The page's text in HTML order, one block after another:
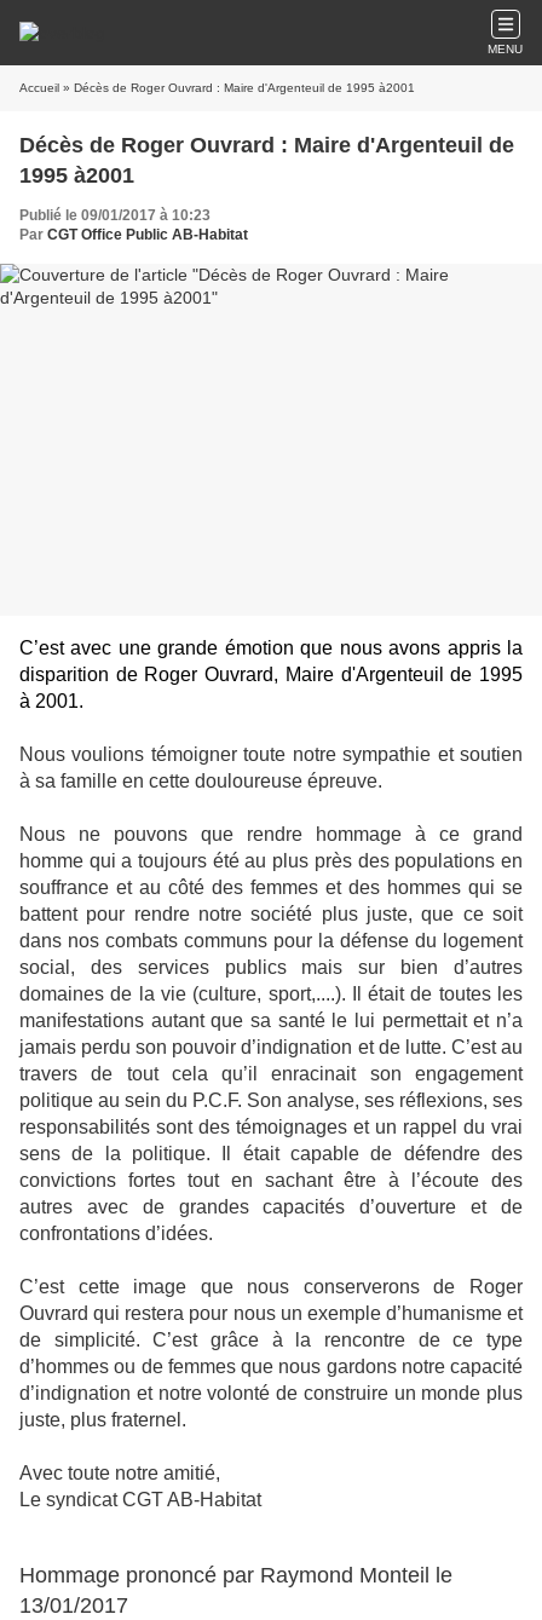
MENU
Accueil » Décès de Roger Ouvrard : Maire d'Argenteuil de 1995 à2001
Décès de Roger Ouvrard : Maire d'Argenteuil de
1995 à2001
Publié le 09/01/2017 à 10:23
Par CGT Office Public AB-Habitat
C’est avec une grande émotion que nous avons appris la
disparition de Roger Ouvrard, Maire d'Argenteuil de 1995
à 2001.
Nous voulions témoigner toute notre sympathie et soutien
à sa famille en cette douloureuse épreuve.
Nous ne pouvons que rendre hommage à ce grand
homme qui a toujours été au plus près des populations en
souffrance et au côté des femmes et des hommes qui se
battent pour rendre notre société plus juste, que ce soit
dans nos combats communs pour la défense du logement
social, des services publics mais sur bien d’autres
domaines de la vie (culture, sport,....). Il était de toutes les
manifestations autant que sa santé le lui permettait et n’a
jamais perdu son pouvoir d’indignation et de lutte. C’est au
travers de tout cela qu’il enracinait son engagement
politique au sein du P.C.F. Son analyse, ses réflexions, ses
responsabilités sont des témoignages et un rappel du vrai
sens de la politique. Il était capable de défendre des
convictions fortes tout en sachant être à l’écoute des
autres avec de grandes capacités d’ouverture et de
confrontations d’idées.
C’est cette image que nous conserverons de Roger
Ouvrard qui restera pour nous un exemple d’humanisme et
de simplicité. C’est grâce à la rencontre de ce type
d’hommes ou de femmes que nous gardons notre capacité
d’indignation et notre volonté de construire un monde plus
juste, plus fraternel.
Avec toute notre amitié,
Le syndicat CGT AB-Habitat
Hommage prononcé par Raymond Monteil le
13/01/2017